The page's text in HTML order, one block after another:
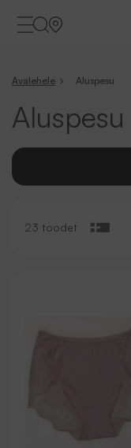
Avalehele Aluspesu
Aluspesu
23 toodet